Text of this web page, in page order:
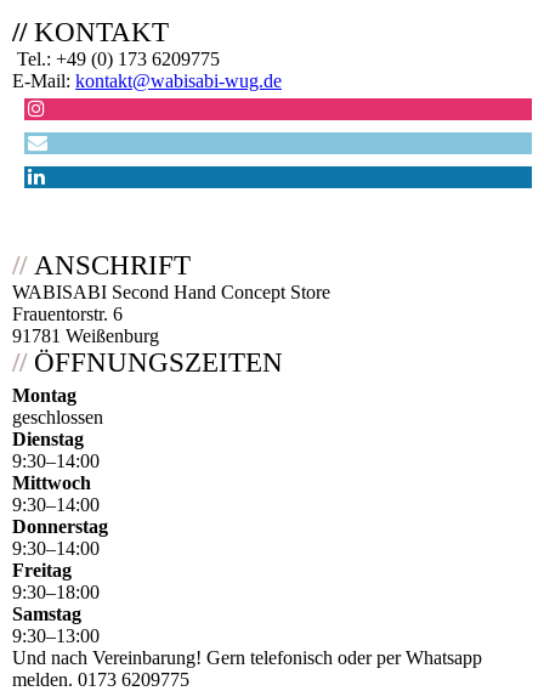
// KONTAKT
Tel.: +49 (0) 173 6209775
E-Mail: kontakt@wabisabi-wug.de
// ANSCHRIFT
WABISABI Second Hand Concept Store
Frauentorstr. 6
91781 Weißenburg
// ÖFFNUNGSZEITEN
Montag
geschlossen
Dienstag
9:30–14:00
Mittwoch
9:30–14:00
Donnerstag
9:30–14:00
Freitag
9:30–18:00
Samstag
9:30–13:00
Und nach Vereinbarung! Gern telefonisch oder per Whatsapp
melden. 0173 6209775